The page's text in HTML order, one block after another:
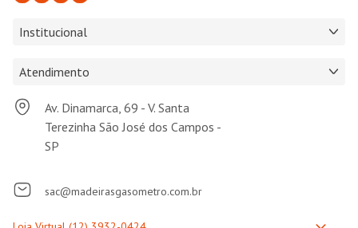
Institucional
Atendimento
Av. Dinamarca, 69 - V. Santa
Terezinha São José dos Campos -
SP
sac@madeirasgasometro.com.br